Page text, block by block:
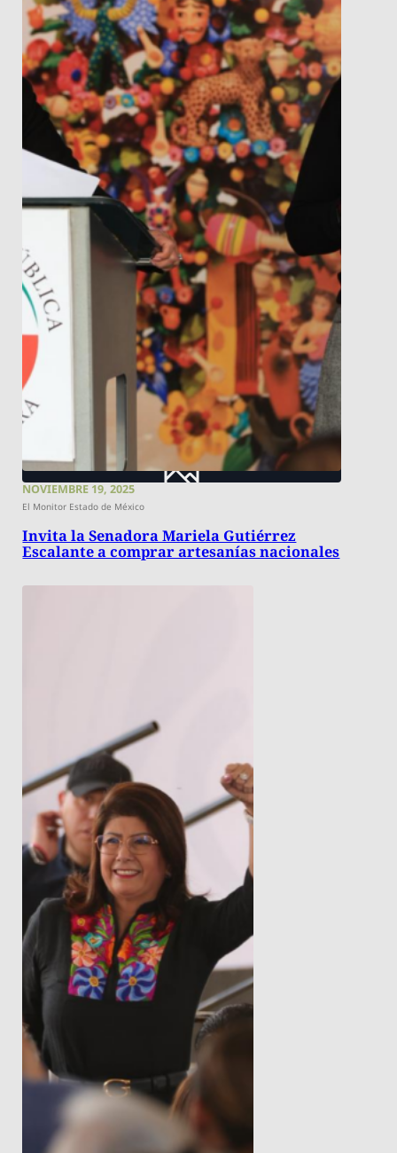
NOVIEMBRE 19, 2025
El Monitor Estado de México
Invita la Senadora Mariela Gutiérrez
Escalante a comprar artesanías nacionales